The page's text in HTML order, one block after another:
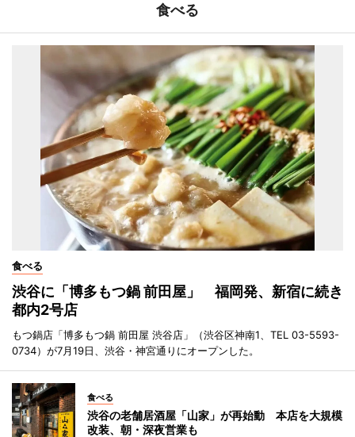
食べる
食べる
渋谷に「博多もつ鍋 前田屋」 福岡発、新宿に続き
都内2号店
もつ鍋店「博多もつ鍋 前田屋 渋谷店」（渋谷区神南1、TEL 03-5593-
0734）が7月19日、渋谷・神宮通りにオープンした。
食べる
渋谷の老舗居酒屋「山家」が再始動 本店を大規模
改装、朝・深夜営業も